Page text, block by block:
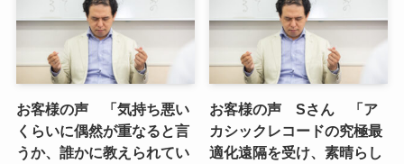
お客様の声 「気持ち悪い
くらいに偶然が重なると言
うか、誰かに教えられてい
お客様の声 Sさん 「ア
カシックレコードの究極最
適化遠隔を受け、素晴らし